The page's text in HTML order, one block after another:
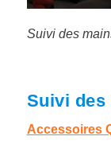
Suivi des
Suivi des
Accessoires